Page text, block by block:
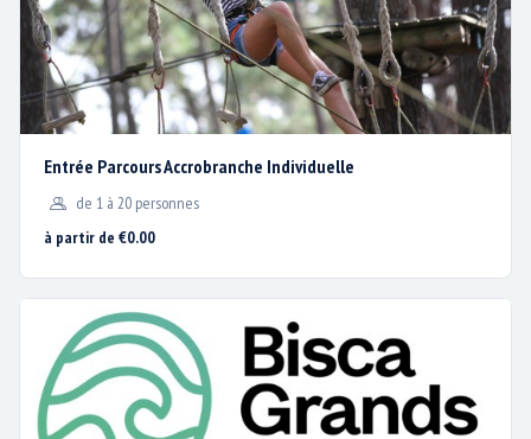
* champs obligatoires
Entrée Parcours Accrobranche Individuelle
de 1 à 20 personnes
à partir de €0.00